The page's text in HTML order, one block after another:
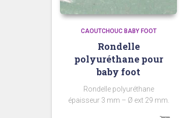
CAOUTCHOUC BABY FOOT
Rondelle
polyuréthane pour
baby foot
Rondelle polyuréthane
épaisseur 3 mm – Ø ext 29 mm.